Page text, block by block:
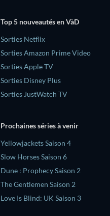
Top 5 nouveautés en VàD
Sorties Netflix
Sorties Amazon Prime Video
Sorties Apple TV
Sorties Disney Plus
Sorties JustWatch TV
Prochaines séries à venir
Yellowjackets Saison 4
Slow Horses Saison 6
Dune : Prophecy Saison 2
The Gentlemen Saison 2
Love Is Blind: UK Saison 3